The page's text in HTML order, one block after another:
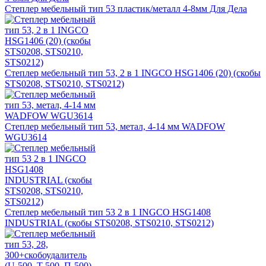
Степлер мебельный тип 53 пластик/металл 4-8мм Для Дела
Степлер мебельный тип 53, 2 в 1 INGCO HSG1406 (20) (скобы
STS0208, STS0210, STS0212)
Степлер мебельный тип 53, метал, 4-14 мм WADFOW
WGU3614
Степлер мебельный тип 53 2 в 1 INGCO HSG1408
INDUSTRIAL (скобы STS0208, STS0210, STS0212)